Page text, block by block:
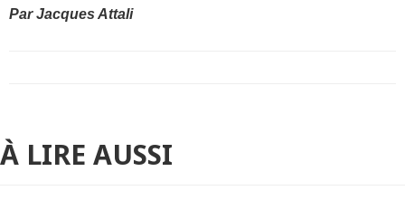
Par Jacques Attali
À LIRE AUSSI